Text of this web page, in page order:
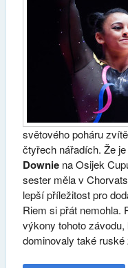
světového poháru
čtyřech nářadích. Že
Downiena Osijek
sester měla v
lepší příležitost pro
Riem si přát nemohla.
výkony tohoto
dominovaly také ruské